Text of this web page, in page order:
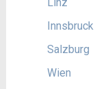
Innsbruck
Salzburg
Wien